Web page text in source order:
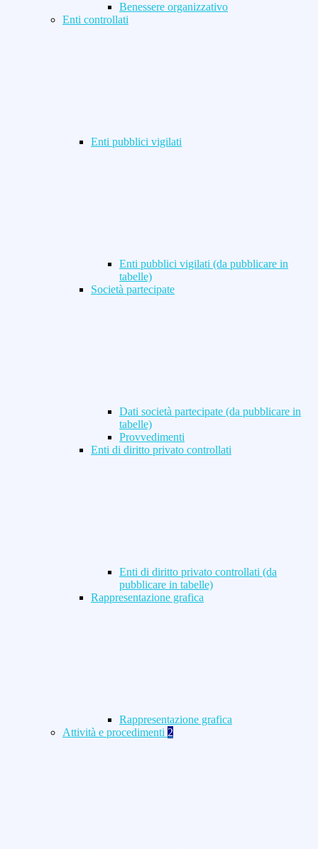
Benessere organizzativo
Enti controllati
Enti pubblici vigilati
Enti pubblici vigilati (da pubblicare in
tabelle)
Società partecipate
Dati società partecipate (da pubblicare in
tabelle)
Provvedimenti
Enti di diritto privato controllati
Enti di diritto privato controllati (da
pubblicare in tabelle)
Rappresentazione grafica
Rappresentazione grafica
Attività e procedimenti 2